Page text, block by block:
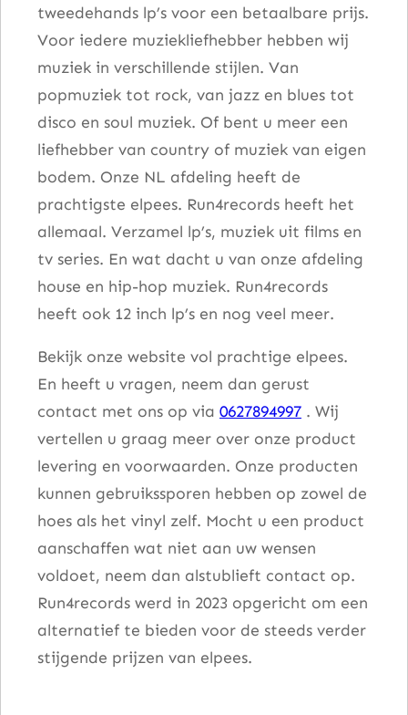
tweedehands lp’s voor een betaalbare prijs.
Voor iedere muziekliefhebber hebben wij
muziek in verschillende stijlen. Van
popmuziek tot rock, van jazz en blues tot
disco en soul muziek. Of bent u meer een
liefhebber van country of muziek van eigen
bodem. Onze NL afdeling heeft de
prachtigste elpees. Run4records heeft het
allemaal. Verzamel lp’s, muziek uit films en
tv series. En wat dacht u van onze afdeling
house en hip-hop muziek. Run4records
heeft ook 12 inch lp’s en nog veel meer.
Bekijk onze website vol prachtige elpees.
En heeft u vragen, neem dan gerust
contact met ons op via 0627894997 . Wij
vertellen u graag meer over onze product
levering en voorwaarden. Onze producten
kunnen gebruikssporen hebben op zowel de
hoes als het vinyl zelf. Mocht u een product
aanschaffen wat niet aan uw wensen
voldoet, neem dan alstublieft contact op.
Run4records werd in 2023 opgericht om een
alternatief te bieden voor de steeds verder
stijgende prijzen van elpees.